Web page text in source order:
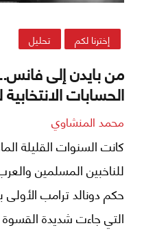
إخترنا لكم تحليل
من بايدن إلى
الحسابات
محمد المنشاوي
كانت السنوات القليلة
للناخبين المسلمين
التي جاءت شديدة القسوة